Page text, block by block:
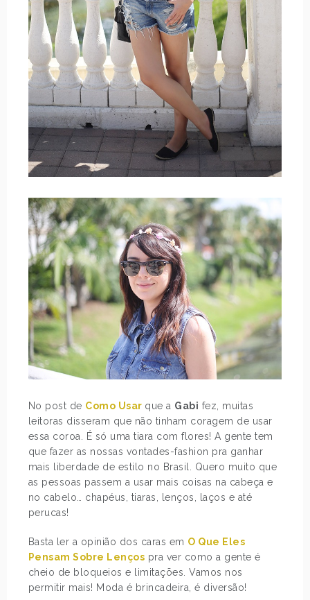
No post de Como Usar que a Gabi fez, muitas
leitoras disseram que não tinham coragem de usar
essa coroa. É só uma tiara com flores! A gente tem
que fazer as nossas vontades-fashion pra ganhar
mais liberdade de estilo no Brasil. Quero muito que
as pessoas passem a usar mais coisas na cabeça e
no cabelo… chapéus, tiaras, lenços, laços e até
perucas!
Basta ler a opinião dos caras em O Que Eles
Pensam Sobre Lenços pra ver como a gente é
cheio de bloqueios e limitações. Vamos nos
permitir mais! Moda é brincadeira, é diversão!